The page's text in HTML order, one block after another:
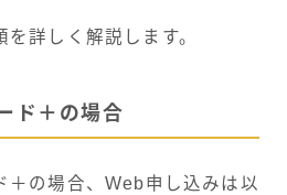
詳しく解説します。
ド＋の場合
＋の場合、Web申し込みは以